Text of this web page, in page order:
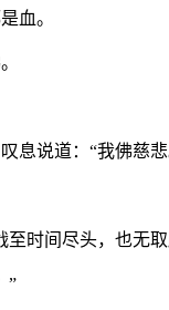
血。
息说道：“我佛慈
时间尽头，也无
”